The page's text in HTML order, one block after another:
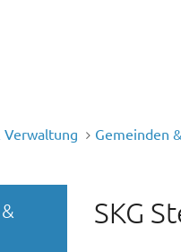
Verwaltung Gemeinden
SKG